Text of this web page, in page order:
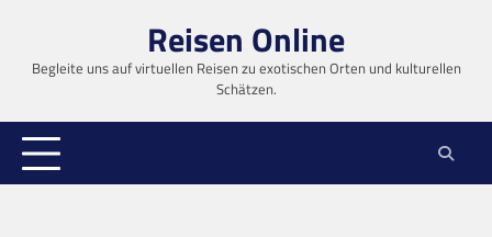
content
Reisen Online
Begleite uns auf virtuellen Reisen zu exotischen Orten und kulturellen
Schätzen.